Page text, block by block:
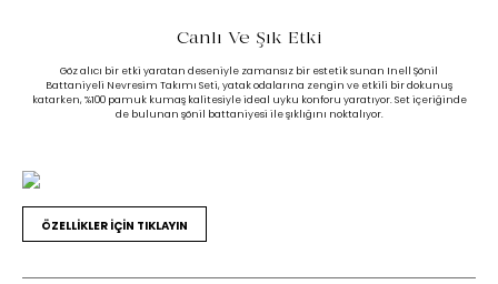
Canlı Ve Şık Etki
Göz alıcı bir etki yaratan deseniyle zamansız bir estetik sunan Inell Şönil
Battaniyeli Nevresim Takımı Seti, yatak odalarına zengin ve etkili bir dokunuş
katarken, %100 pamuk kumaş kalitesiyle ideal uyku konforu yaratıyor. Set içeriğinde
de bulunan şönil battaniyesi ile şıklığını noktalıyor.
ÖZELLİKLER İÇİN TIKLAYIN